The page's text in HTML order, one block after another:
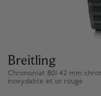
Breitling
Chronomat B01 42 mm
inoxydable et or rouge